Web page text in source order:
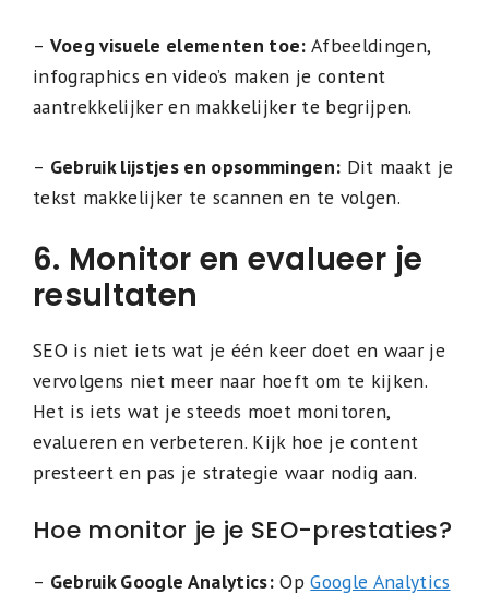
– Voeg visuele elementen toe: Afbeeldingen,
infographics en video’s maken je content
aantrekkelijker en makkelijker te begrijpen.
– Gebruik lijstjes en opsommingen: Dit maakt je
tekst makkelijker te scannen en te volgen.
6. Monitor en evalueer je
resultaten
SEO is niet iets wat je één keer doet en waar je
vervolgens niet meer naar hoeft om te kijken.
Het is iets wat je steeds moet monitoren,
evalueren en verbeteren. Kijk hoe je content
presteert en pas je strategie waar nodig aan.
Hoe monitor je je SEO-prestaties?
– Gebruik Google Analytics:OpGoogle Analytics